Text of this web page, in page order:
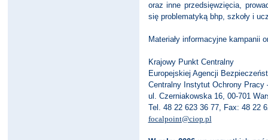
oraz inne przedsięwzięcia,
się problematyką bhp, szkoły i
Materiały informacyjne kampanii
Krajowy Punkt Centralny
Europejskiej Agencji
Centralny Instytut Ochrony
ul. Czerniakowska 16, 00-701
Tel. 48 22 623 36 77, Fax: 48 22
focalpoint@ciop.pl